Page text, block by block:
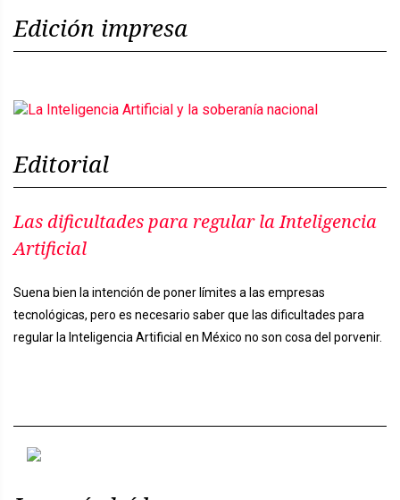
Edición impresa
Editorial
Las dificultades para regular la Inteligencia
Artificial
Suena bien la intención de poner límites a las empresas
tecnológicas, pero es necesario saber que las dificultades para
regular la Inteligencia Artificial en México no son cosa del porvenir.